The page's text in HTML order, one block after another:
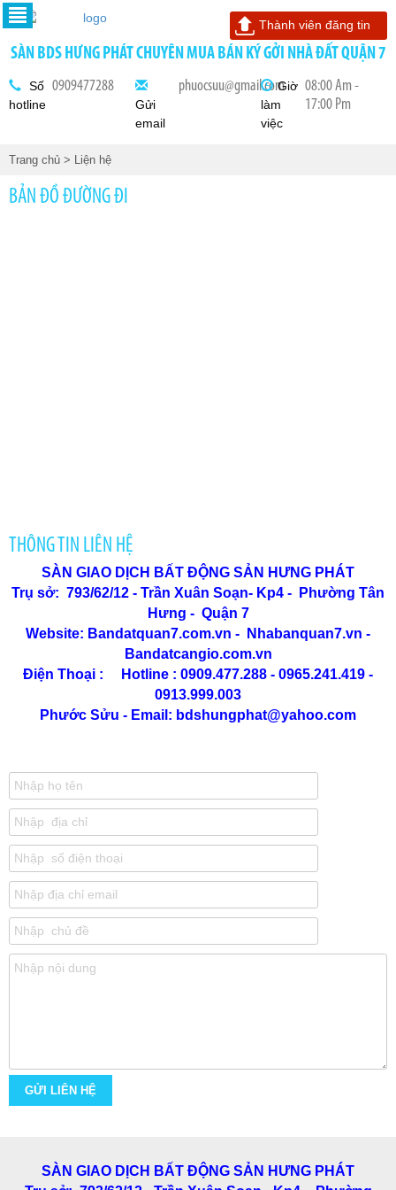
SÀN BDS HƯNG PHÁT CHUYÊN MUA BÁN KÝ GỞI NHÀ ĐẤT QUẬN 7
Số
hotline
0909477288
Gửi
email
phuocsuu@gmail.comGiờ
làm
việc
08:00 Am -
17:00 Pm
Thành viên đăng tin
Trang chủ > Liện hệ
BẢN ĐỒ ĐƯỜNG ĐI
THÔNG TIN LIÊN HỆ
SÀN GIAO DỊCH BẤT ĐỘNG SẢN HƯNG PHÁT
Trụ sở: 793/62/12 - Trần Xuân Soạn- Kp4 - Phường Tân
Hưng - Quận 7
Website: Bandatquan7.com.vn - Nhabanquan7.vn -
Bandatcangio.com.vn
Điện Thoại : Hotline : 0909.477.288 - 0965.241.419 -
0913.999.003
Phước Sửu - Email: bdshungphat@yahoo.com
GỬI LIÊN HỆ
SÀN GIAO DỊCH BẤT ĐỘNG SẢN HƯNG PHÁT